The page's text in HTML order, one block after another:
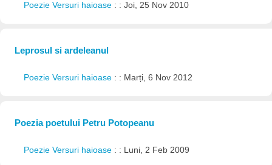
Poezie Versuri haioase : : Joi, 25 Nov 2010
Leprosul si ardeleanul
Poezie Versuri haioase : : Marți, 6 Nov 2012
Poezia poetului Petru Potopeanu
Poezie Versuri haioase : : Luni, 2 Feb 2009